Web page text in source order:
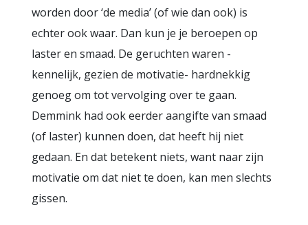
worden door ‘de media’ (of wie dan ook) is
echter ook waar. Dan kun je je beroepen op
laster en smaad. De geruchten waren -
kennelijk, gezien de motivatie- hardnekkig
genoeg om tot vervolging over te gaan.
Demmink had ook eerder aangifte van smaad
(of laster) kunnen doen, dat heeft hij niet
gedaan. En dat betekent niets, want naar zijn
motivatie om dat niet te doen, kan men slechts
gissen.